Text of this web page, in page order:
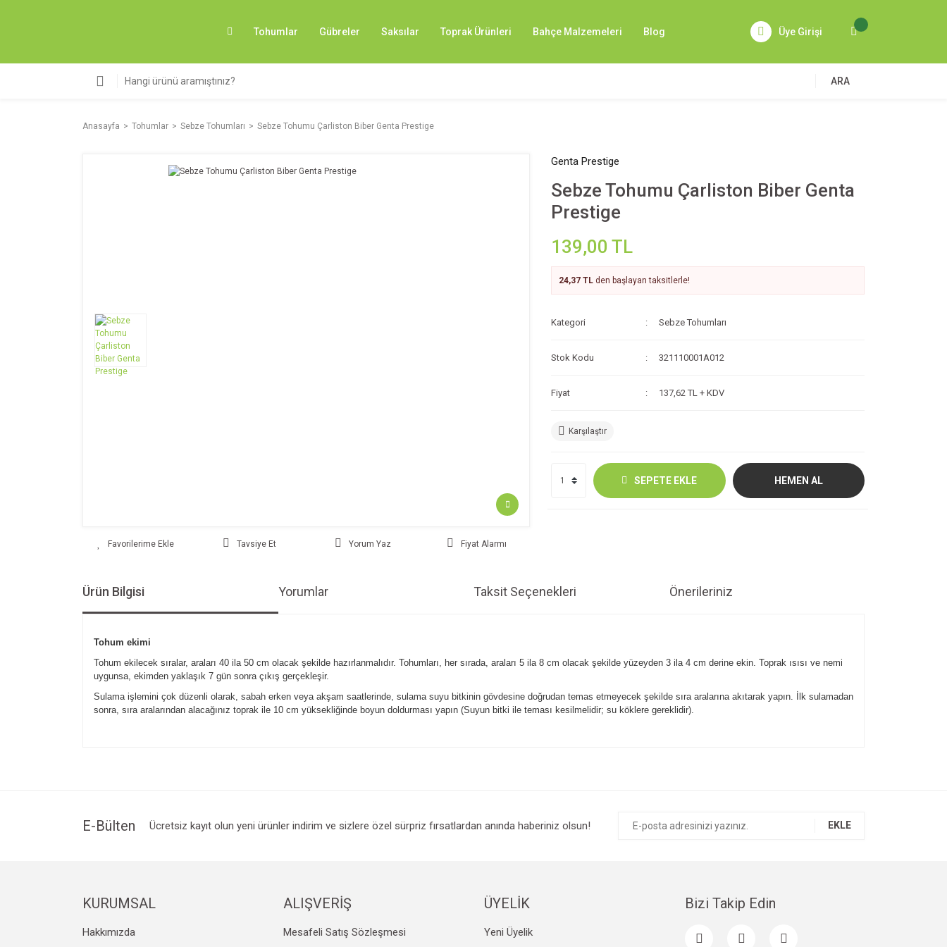
Tohumlar Gübreler Saksılar Toprak Ürünleri Bahçe Malzemeleri Blog Üye Girişi
ARA
Anasayfa Tohumlar Sebze Tohumları Sebze Tohumu Çarliston Biber Genta Prestige
Tavsiye Et Yorum Yaz Fiyat Alarmı
Genta Prestige
Sebze Tohumu Çarliston Biber Genta
Prestige
139,00 TL
24,37 TL den başlayan taksitlerle!
Kategori Sebze Tohumları
Stok Kodu 321110001A012
Fiyat 137,62 TL + KDV
Karşılaştır
SEPETE EKLE HEMEN AL
Ürün Bilgisi Yorumlar Taksit Seçenekleri Önerileriniz
Tohum ekimi
Tohum ekilecek sıralar, araları 40 ila 50 cm olacak şekilde hazırlanmalıdır. Tohumları, her sırada, araları 5 ila 8 cm olacak şekilde yüzeyden 3 ila 4 cm derine ekin. Toprak ısısı ve nemi
uygunsa, ekimden yaklaşık 7 gün sonra çıkış gerçekleşir.
Sulama işlemini çok düzenli olarak, sabah erken veya akşam saatlerinde, sulama suyu bitkinin gövdesine doğrudan temas etmeyecek şekilde sıra aralarına akıtarak yapın. İlk sulamadan
sonra, sıra aralarından alacağınız toprak ile 10 cm yüksekliğinde boyun doldurması yapın (Suyun bitki ile teması kesilmelidir; su köklere gereklidir).
Ürün bilgilerinde hatalar bulunuyor.
E-Bülten Ücretsiz kayıt olun yeni ürünler indirim ve sizlere özel sürpriz fırsatlardan anında haberiniz olsun! EKLE
KURUMSAL
Hakkımızda
ALIŞVERİŞ
Mesafeli Satış Sözleşmesi
ÜYELİK
Yeni Üyelik
Bizi Takip Edin